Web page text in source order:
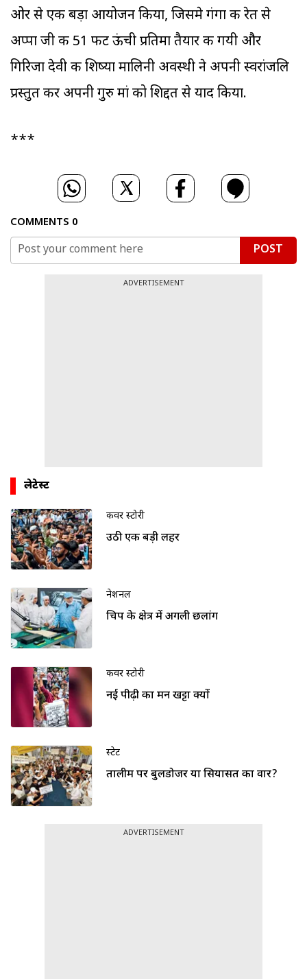
ओर से एक बड़ा आयोजन किया, जिसमे गंगा की रेत से
अप्पा जी की 51 फीट ऊंची प्रतिमा तैयार की गयी और
गिरिजा देवी की शिष्‍या मालिनी अवस्‍थी ने अपनी स्‍वरांजलि
प्रस्‍तुत कर अपनी गुरु मां को शिद्दत से याद किया.
***
COMMENTS 0
POST
ADVERTISEMENT
लेटेस्ट
कवर स्टोरी
उठी एक बड़ी लहर
नेशनल
चिप के क्षेत्र में अगली छलांग
कवर स्टोरी
नई पीढ़ी का मन खट्टा क्यों
स्टेट
तालीम पर बुलडोजर या सियासत का वार?
ADVERTISEMENT